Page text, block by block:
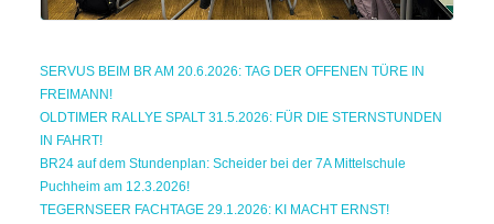
SERVUS BEIM BR AM 20.6.2026: TAG DER OFFENEN TÜRE IN
FREIMANN!
OLDTIMER RALLYE SPALT 31.5.2026: FÜR DIE STERNSTUNDEN
IN FAHRT!
BR24 auf dem Stundenplan: Scheider bei der 7A Mittelschule
Puchheim am 12.3.2026!
TEGERNSEER FACHTAGE 29.1.2026: KI MACHT ERNST!